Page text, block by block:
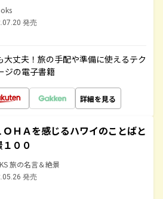
発売
丈夫！旅の手配や準備に使えるテク
ジの電子書籍
詳細を見る
ＯＨＡを感じるハワイのことばと
００
旅の名言＆絶景
発売